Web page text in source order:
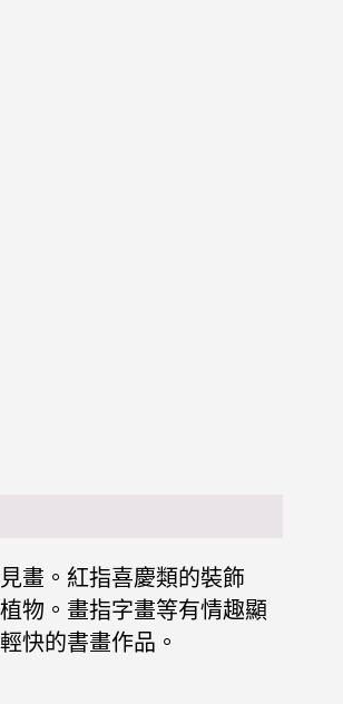
畫。紅指喜慶類的裝飾
物。畫指字畫等有情趣顯
快的書畫作品。